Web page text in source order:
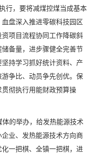
行，要将减煤控煤当成基本
盘深入推进零碳科技园区
项目流程协同工作降碳斜
备量，进步骤健全完善节
持学习抓好统计资料、产
争比、动员争先创优。保
彻执行用能财政预算操
的举办，给发热能源技术
业、发热能源技术方向商
一把棋、全镇一把棋，进